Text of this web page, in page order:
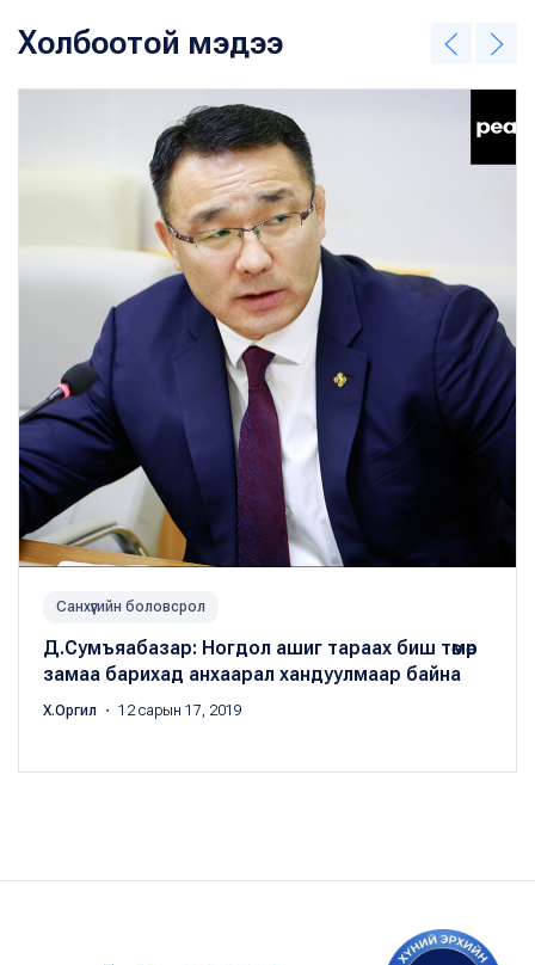
Холбоотой мэдээ
Санхүүгийн боловсрол
Д.Сумъяабазар: Ногдол ашиг тараах биш төмөр
замаа барихад анхаарал хандуулмаар байна
Х.Оргил ・ 12 сарын 17, 2019